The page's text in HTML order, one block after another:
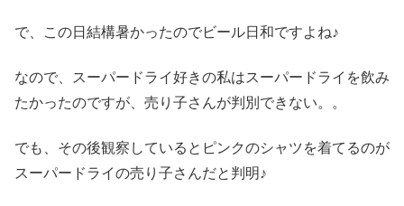
で、この日結構暑かったのでビール日和ですよね♪
なので、スーパードライ好きの私はスーパードライを飲み
たかったのですが、売り子さんが判別できない。。
でも、その後観察しているとピンクのシャツを着てるのが
スーパードライの売り子さんだと判明♪